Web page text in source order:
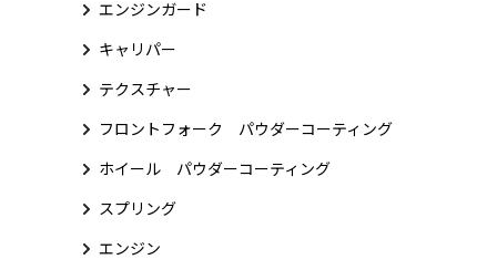
エンジンガード
キャリパー
テクスチャー
フロントフォーク パウダーコーティング
ホイール パウダーコーティング
スプリング
エンジン